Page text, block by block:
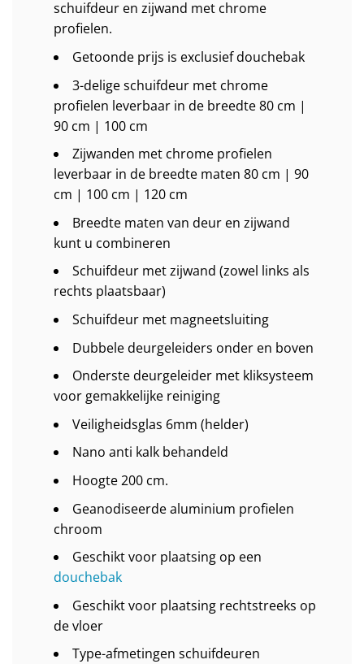
schuifdeur en zijwand met chrome
profielen.
Getoonde prijs is exclusief douchebak
3-delige schuifdeur met chrome
profielen leverbaar in de breedte 80 cm |
90 cm | 100 cm
Zijwanden met chrome profielen
leverbaar in de breedte maten 80 cm | 90
cm | 100 cm | 120 cm
Breedte maten van deur en zijwand
kunt u combineren
Schuifdeur met zijwand (zowel links als
rechts plaatsbaar)
Schuifdeur met magneetsluiting
Dubbele deurgeleiders onder en boven
Onderste deurgeleider met kliksysteem
voor gemakkelijke reiniging
Veiligheidsglas 6mm (helder)
Nano anti kalk behandeld
Hoogte 200 cm.
Geanodiseerde aluminium profielen
chroom
Geschikt voor plaatsing op een
douchebak
Geschikt voor plaatsing rechtstreeks op
de vloer
Type-afmetingen schuifdeuren